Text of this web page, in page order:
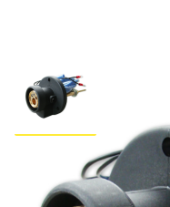
Gniazdo